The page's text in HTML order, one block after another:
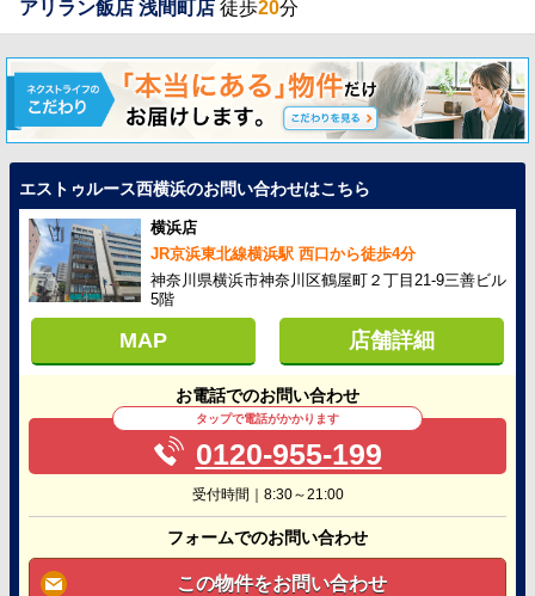
アリラン飯店 浅間町店 徒歩20分
エストゥルース西横浜のお問い合わせはこちら
横浜店
JR京浜東北線横浜駅 西口から徒歩4分
神奈川県横浜市神奈川区鶴屋町２丁目21-9三善ビル
5階
MAP 店舗詳細
お電話でのお問い合わせ
タップで電話がかかります
0120-955-199
受付時間｜8:30～21:00
フォームでのお問い合わせ
この物件をお問い合わせ